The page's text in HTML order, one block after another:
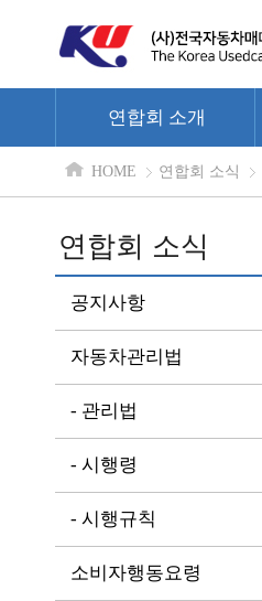
연합회 소개
HOME 연합회 소식
연합회 소식
공지사항
자동차관리법
- 관리법
- 시행령
- 시행규칙
소비자행동요령